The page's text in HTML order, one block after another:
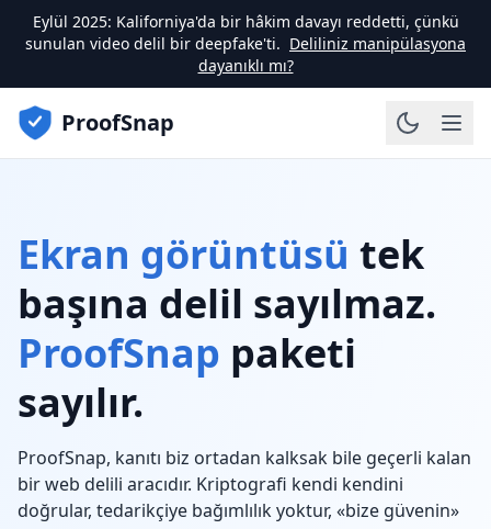
Eylül 2025: Kaliforniya'da bir hâkim davayı reddetti, çünkü
sunulan video delil bir deepfake'ti. Deliliniz manipülasyona
dayanıklı mı?
ProofSnap
Ekran görüntüsü tek
başına delil sayılmaz.
ProofSnap paketi
sayılır.
ProofSnap, kanıtı biz ortadan kalksak bile geçerli kalan
bir web delili aracıdır. Kriptografi kendi kendini
doğrular, tedarikçiye bağımlılık yoktur, «bize güvenin»